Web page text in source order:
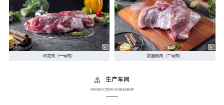
梅花肉（一号肉） 前腿精肉（二号肉）
生产车间
PRODUCTION WORKSHOP